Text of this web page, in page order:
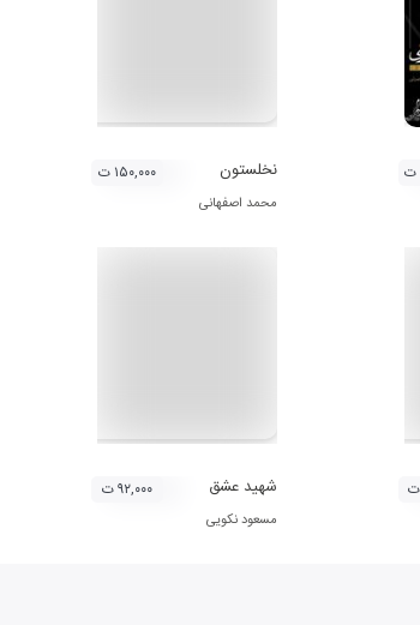
نخلستون
محمد اصفهانی
۱۵۰,۰۰۰ ت
شهید عشق
مسعود نکویی
۹۲,۰۰۰ ت